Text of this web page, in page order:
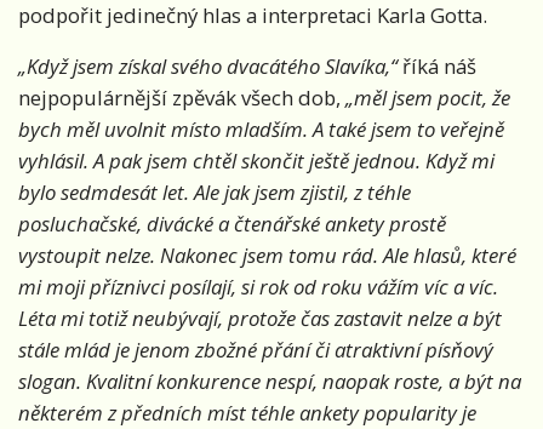
podpořit jedinečný hlas a interpretaci Karla Gotta.
„Když jsem získal svého dvacátého Slavíka,“říká náš
nejpopulárnější zpěvák všech dob, „měl jsem pocit, že
bych měl uvolnit místo mladším. A také jsem to veřejně
vyhlásil. A pak jsem chtěl skončit ještě jednou. Když mi
bylo sedmdesát let. Ale jak jsem zjistil, z téhle
posluchačské, divácké a čtenářské ankety prostě
vystoupit nelze. Nakonec jsem tomu rád. Ale hlasů, které
mi moji příznivci posílají, si rok od roku vážím víc a víc.
Léta mi totiž neubývají, protože čas zastavit nelze a být
stále mlád je jenom zbožné přání či atraktivní písňový
slogan. Kvalitní konkurence nespí, naopak roste, a být na
některém z předních míst téhle ankety popularity je